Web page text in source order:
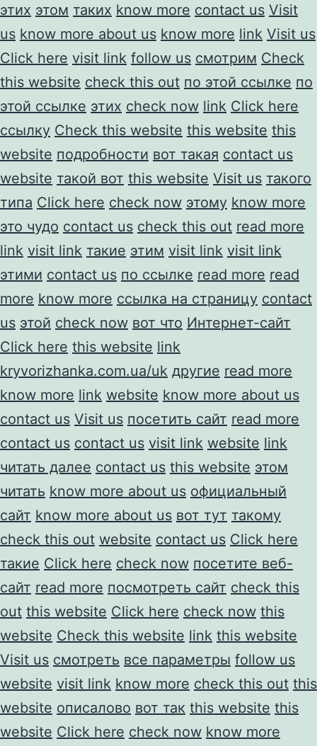
этих этом таких know more contact us Visit
us know more about us know more link Visit us
Click here visit link follow us смотрим Check
this website check this out по этой ссылке по
этой ссылке этих check now link Click here
ссылку Check this website this website this
website подробности вот такая contact us
website такой вот this website Visit us такого
типа Click here check now этому know more
это чудо contact us check this out read more
link visit link такие этим visit link visit link
этими contact us по ссылке read more read
more know more ссылка на страницу contact
us этой check now вот что Интернет-сайт
Click here this website link
kryvorizhanka.com.ua/uk другие read more
know more link website know more about us
contact us Visit us посетить сайт read more
contact us contact us visit link website link
читать далее contact us this website этом
читать know more about us официальный
сайт know more about us вот тут такому
check this out website contact us Click here
такие Click here check now посетите веб-
сайт read more посмотреть сайт check this
out this website Click here check now this
website Check this website link this website
Visit us смотреть все параметры follow us
website visit link know more check this out this
website описалово вот так this website this
website Click here check now know more